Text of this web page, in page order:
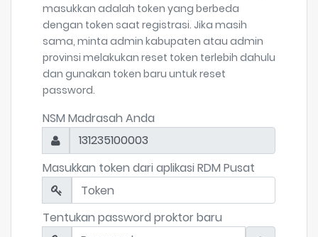
masukkan adalah token yang berbeda
dengan token saat registrasi. Jika masih
sama, minta admin kabupaten atau admin
provinsi melakukan reset token terlebih dahulu
dan gunakan token baru untuk reset
password.
NSM Madrasah Anda
131235100003
Masukkan token dari aplikasi RDM Pusat
Tentukan password proktor baru